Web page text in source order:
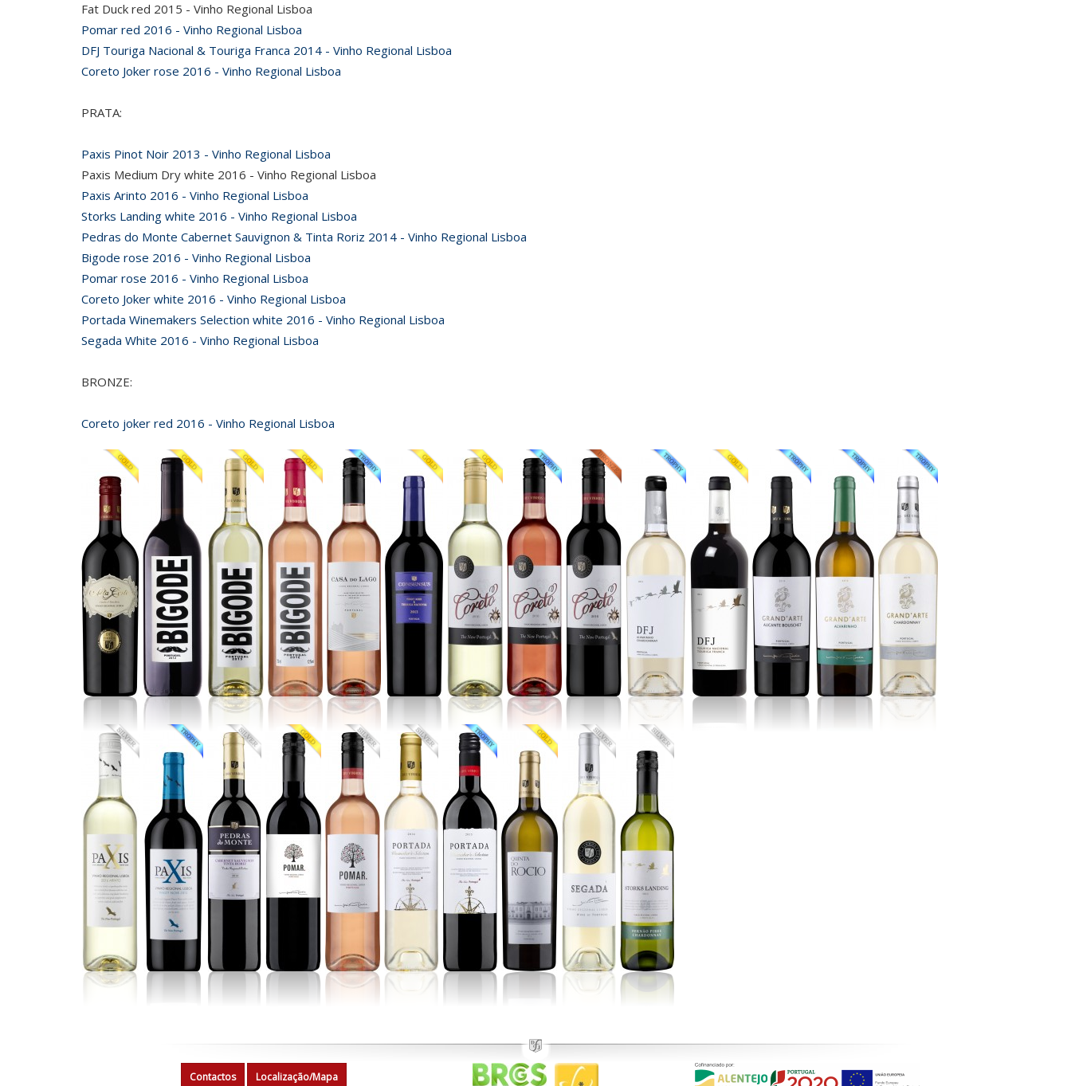
Fat Duck red 2015 - Vinho Regional Lisboa
Pomar red 2016 - Vinho Regional Lisboa
DFJ Touriga Nacional & Touriga Franca 2014 - Vinho Regional Lisboa
Coreto Joker rose 2016 - Vinho Regional Lisboa
PRATA:
Paxis Pinot Noir 2013 - Vinho Regional Lisboa
Paxis Medium Dry white 2016 - Vinho Regional Lisboa
Paxis Arinto 2016 - Vinho Regional Lisboa
Storks Landing white 2016 - Vinho Regional Lisboa
Pedras do Monte Cabernet Sauvignon & Tinta Roriz 2014 - Vinho Regional Lisboa
Bigode rose 2016 - Vinho Regional Lisboa
Pomar rose 2016 - Vinho Regional Lisboa
Coreto Joker white 2016 - Vinho Regional Lisboa
Portada Winemakers Selection white 2016 - Vinho Regional Lisboa
Segada White 2016 - Vinho Regional Lisboa
BRONZE:
Coreto joker red 2016 - Vinho Regional Lisboa
Contactos Localização/Mapa